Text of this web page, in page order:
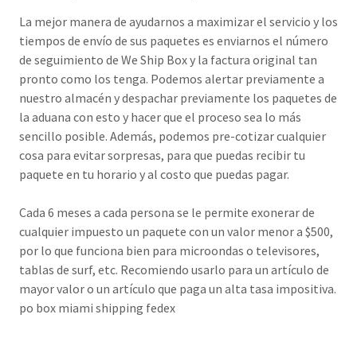
La mejor manera de ayudarnos a maximizar el servicio y los
tiempos de envío de sus paquetes es enviarnos el número
de seguimiento de We Ship Box y la factura original tan
pronto como los tenga. Podemos alertar previamente a
nuestro almacén y despachar previamente los paquetes de
la aduana con esto y hacer que el proceso sea lo más
sencillo posible. Además, podemos pre-cotizar cualquier
cosa para evitar sorpresas, para que puedas recibir tu
paquete en tu horario y al costo que puedas pagar.
Cada 6 meses a cada persona se le permite exonerar de
cualquier impuesto un paquete con un valor menor a $500,
por lo que funciona bien para microondas o televisores,
tablas de surf, etc. Recomiendo usarlo para un artículo de
mayor valor o un artículo que paga un alta tasa impositiva.
po box miami shipping fedex